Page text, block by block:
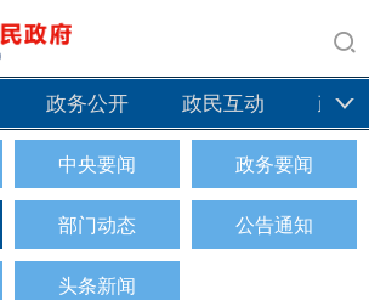
政务公开 政民互动 政务
中央要闻 政务要闻
部门动态 公告通知
头条新闻